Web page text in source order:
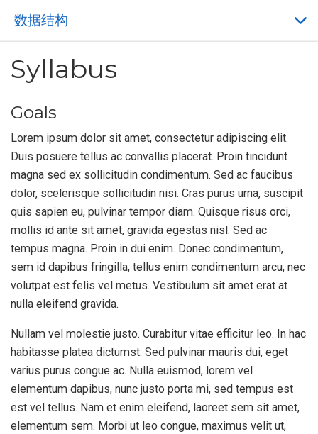
数据结构
Syllabus
Goals
Lorem ipsum dolor sit amet, consectetur adipiscing elit.
Duis posuere tellus ac convallis placerat. Proin tincidunt
magna sed ex sollicitudin condimentum. Sed ac faucibus
dolor, scelerisque sollicitudin nisi. Cras purus urna, suscipit
quis sapien eu, pulvinar tempor diam. Quisque risus orci,
mollis id ante sit amet, gravida egestas nisl. Sed ac
tempus magna. Proin in dui enim. Donec condimentum,
sem id dapibus fringilla, tellus enim condimentum arcu, nec
volutpat est felis vel metus. Vestibulum sit amet erat at
nulla eleifend gravida.
Nullam vel molestie justo. Curabitur vitae efficitur leo. In hac
habitasse platea dictumst. Sed pulvinar mauris dui, eget
varius purus congue ac. Nulla euismod, lorem vel
elementum dapibus, nunc justo porta mi, sed tempus est
est vel tellus. Nam et enim eleifend, laoreet sem sit amet,
elementum sem. Morbi ut leo congue, maximus velit ut,